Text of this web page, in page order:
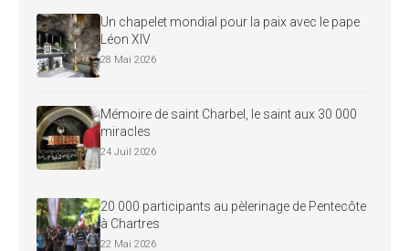
Un chapelet mondial pour la paix avec le pape
Léon XIV
28 Mai 2026
Mémoire de saint Charbel, le saint aux 30 000
miracles
24 Juil 2026
20 000 participants au pèlerinage de Pentecôte
à Chartres
22 Mai 2026